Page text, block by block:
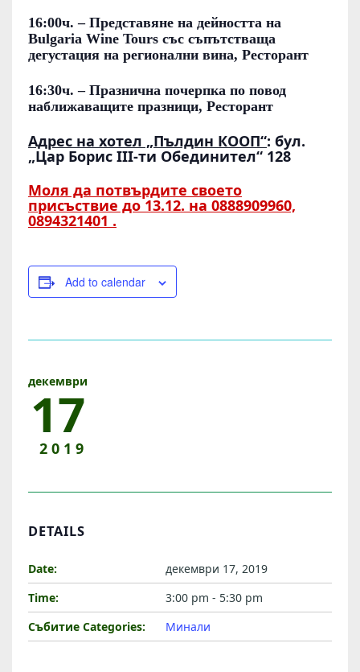
Л
Д
И
Н
К
О
О
П
“
B
U
G
R
I
A
I
E
T
O
U
R
16:00ч. – Представяне на дейността на
Bulgaria Wine Tours със съпътстваща
дегустация на регионални вина, Ресторант
16:30ч. – Празнична почерпка по повод
наближаващите празници, Ресторант
Адрес на хотел „Пълдин КООП“: бул.
„Цар Борис III-ти Обединител“ 128
Моля да потвърдите своето
присъствие до 13.12. на 0888909960,
0894321401 .
Add to calendar
декември
17
2019
DETAILS
Date:
декември 17, 2019
Time:
3:00 pm - 5:30 pm
Събитие Categories:
Минали